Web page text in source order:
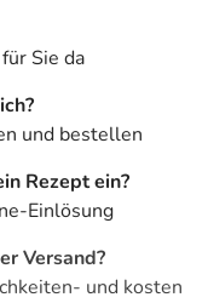
Sie da
und bestellen
Rezept ein?
Einlösung
Versand?
und kosten